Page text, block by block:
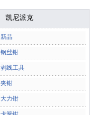
凯尼派克
新品
钢丝钳
剥线工具
夹钳
大力钳